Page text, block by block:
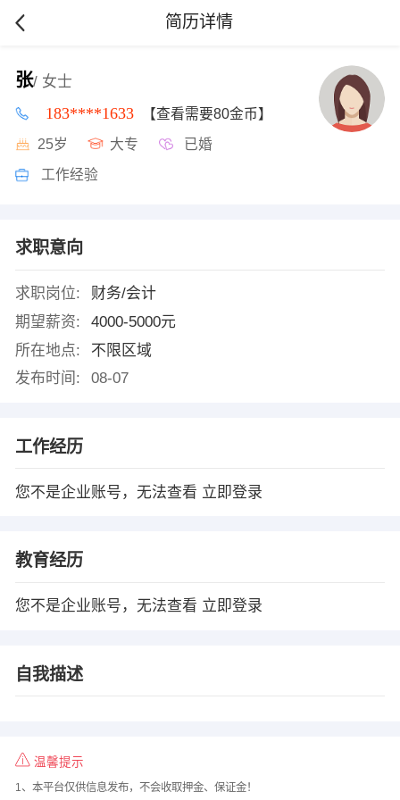
简历详情
张/ 女士
183****1633 【查看需要80金币】
25岁 大专 已婚
工作经验
求职意向
求职岗位:
财务/会计
期望薪资:
4000-5000元
所在地点:
不限区域
发布时间:
08-07
工作经历
您不是企业账号，无法查看 立即登录
教育经历
您不是企业账号，无法查看 立即登录
自我描述
温馨提示
1、本平台仅供信息发布，不会收取押金、保证金！